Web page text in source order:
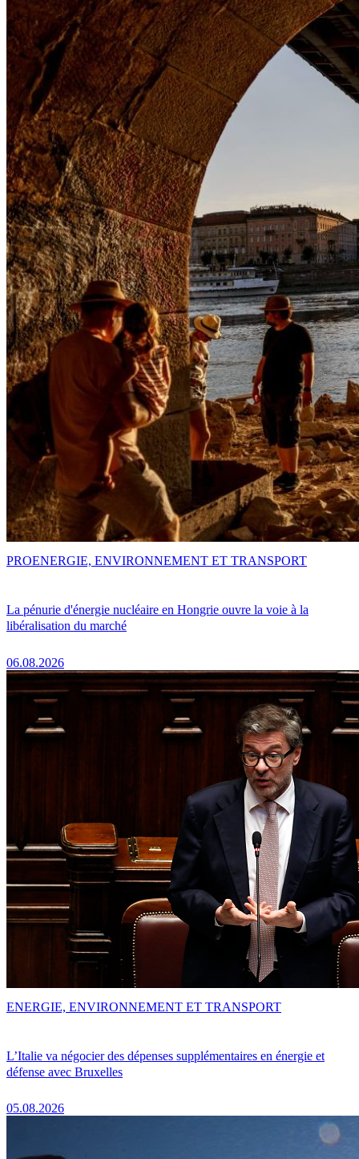
La pénurie d'énergie nucléaire en Hongrie ouvre la voie à la
libéralisation du marché
06.08.2026
PROENERGIE, ENVIRONNEMENT ET TRANSPORT
L’Italie va négocier des dépenses supplémentaires en énergie et
défense avec Bruxelles
05.08.2026
ENERGIE, ENVIRONNEMENT ET TRANSPORT